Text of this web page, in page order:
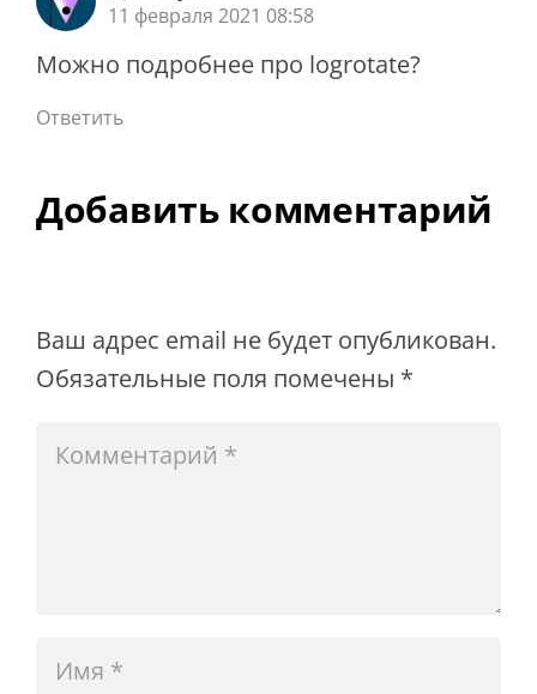
11 февраля 2021 08:58
Можно подробнее про logrotate?
Ответить
Добавить комментарий
Ваш адрес email не будет опубликован.
Обязательные поля помечены *